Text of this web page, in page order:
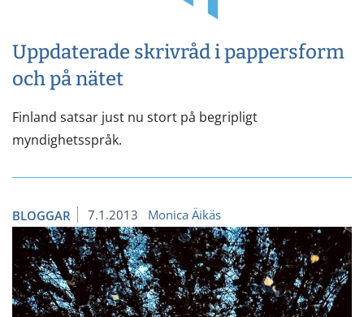
Uppdaterade skrivråd i pappersform
och på nätet
Finland satsar just nu stort på begripligt
myndighetsspråk.
BLOGGAR 7.1.2013 Monica Äikäs